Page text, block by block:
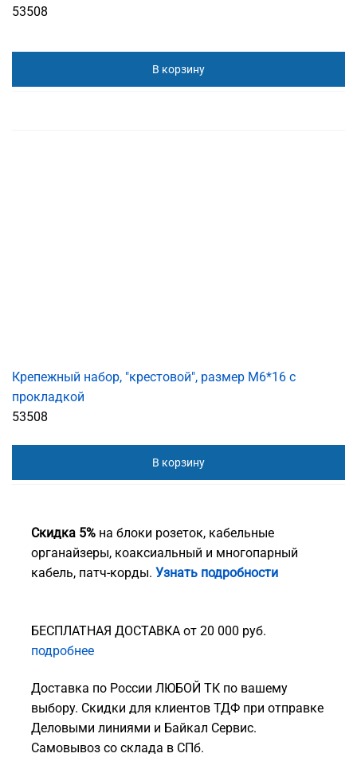
53508
В корзину
Крепежный набор, "крестовой", размер M6*16 с
прокладкой
53508
В корзину
Скидка 5% на блоки розеток, кабельные
органайзеры, коаксиальный и многопарный
кабель, патч-корды. Узнать подробности
БЕСПЛАТНАЯ ДОСТАВКА от 20 000 руб.
подробнее
Доставка по России ЛЮБОЙ ТК по вашему
выбору. Скидки для клиентов ТДФ при отправке
Деловыми линиями и Байкал Сервис.
Самовывоз со склада в СПб.